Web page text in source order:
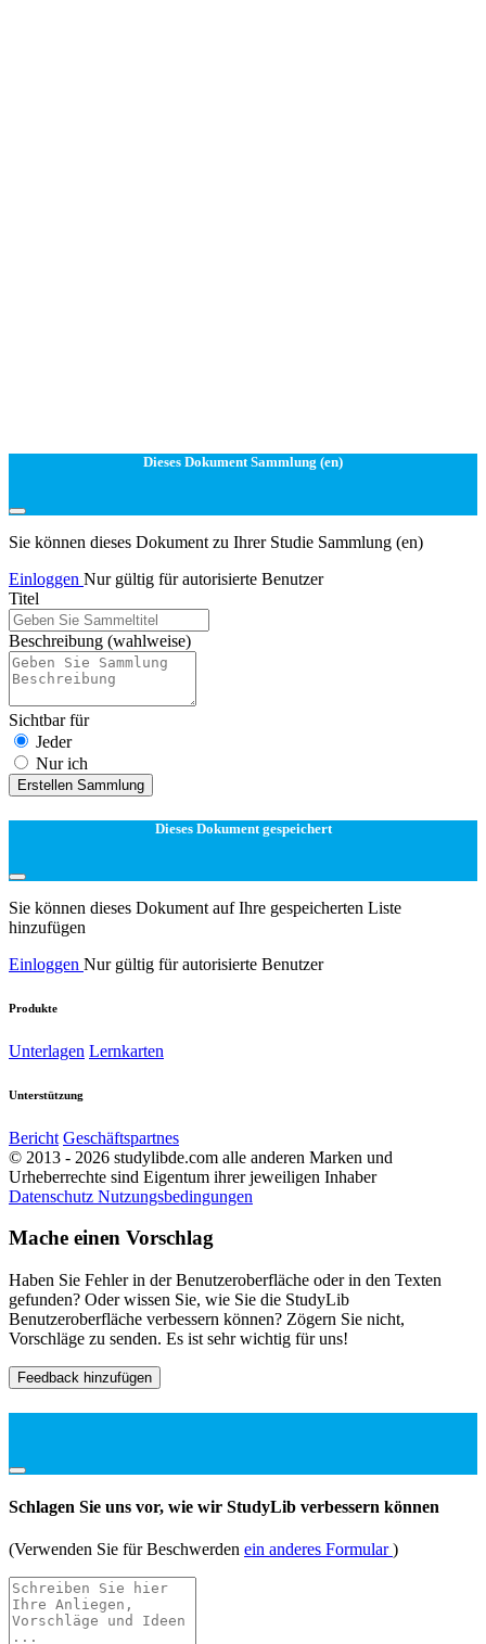
Dieses Dokument Sammlung (en)
Sie können dieses Dokument zu Ihrer Studie Sammlung (en)
Einloggen Nur gültig für autorisierte Benutzer
Titel
Beschreibung (wahlweise)
Sichtbar für
Jeder
Nur ich
Erstellen Sammlung
Dieses Dokument gespeichert
Sie können dieses Dokument auf Ihre gespeicherten Liste
hinzufügen
Einloggen Nur gültig für autorisierte Benutzer
Produkte
Unterlagen Lernkarten
Unterstützung
Bericht Geschäftspartnes
© 2013 - 2026 studylibde.com alle anderen Marken und
Urheberrechte sind Eigentum ihrer jeweiligen Inhaber
Datenschutz Nutzungsbedingungen
Mache einen Vorschlag
Haben Sie Fehler in der Benutzeroberfläche oder in den Texten
gefunden? Oder wissen Sie, wie Sie die StudyLib
Benutzeroberfläche verbessern können? Zögern Sie nicht,
Vorschläge zu senden. Es ist sehr wichtig für uns!
Feedback hinzufügen
Schlagen Sie uns vor, wie wir StudyLib verbessern können
(Verwenden Sie für Beschwerden ein anderes Formular)